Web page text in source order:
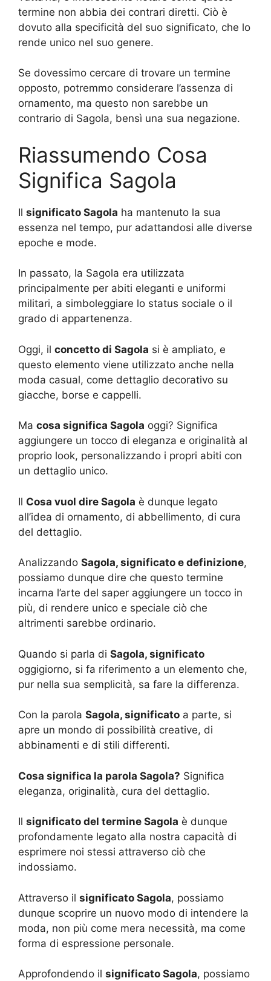
termine non abbia dei contrari diretti. Ciò è
dovuto alla specificità del suo significato, che lo
rende unico nel suo genere.
Se dovessimo cercare di trovare un termine
opposto, potremmo considerare l’assenza di
ornamento, ma questo non sarebbe un
contrario di Sagola, bensì una sua negazione.
Riassumendo Cosa
Significa Sagola
Il significato Sagola ha mantenuto la sua
essenza nel tempo, pur adattandosi alle diverse
epoche e mode.
In passato, la Sagola era utilizzata
principalmente per abiti eleganti e uniformi
militari, a simboleggiare lo status sociale o il
grado di appartenenza.
Oggi, il concetto di Sagola si è ampliato, e
questo elemento viene utilizzato anche nella
moda casual, come dettaglio decorativo su
giacche, borse e cappelli.
Ma cosa significa Sagola oggi? Significa
aggiungere un tocco di eleganza e originalità al
proprio look, personalizzando i propri abiti con
un dettaglio unico.
Il Cosa vuol dire Sagola è dunque legato
all’idea di ornamento, di abbellimento, di cura
del dettaglio.
Analizzando Sagola, significato e definizione,
possiamo dunque dire che questo termine
incarna l’arte del saper aggiungere un tocco in
più, di rendere unico e speciale ciò che
altrimenti sarebbe ordinario.
Quando si parla di Sagola, significato
oggigiorno, si fa riferimento a un elemento che,
pur nella sua semplicità, sa fare la differenza.
Con la parola Sagola, significato a parte, si
apre un mondo di possibilità creative, di
abbinamenti e di stili differenti.
Cosa significa la parola Sagola? Significa
eleganza, originalità, cura del dettaglio.
Il significato del termine Sagola è dunque
profondamente legato alla nostra capacità di
esprimere noi stessi attraverso ciò che
indossiamo.
Attraverso il significato Sagola, possiamo
dunque scoprire un nuovo modo di intendere la
moda, non più come mera necessità, ma come
forma di espressione personale.
Approfondendo il significato Sagola, possiamo